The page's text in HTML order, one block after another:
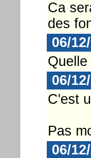
Ca
des
06/
06/
C'est
Pas
06/